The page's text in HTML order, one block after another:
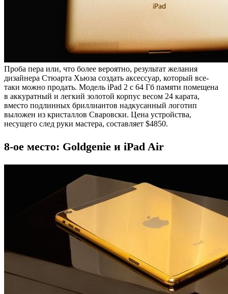
Проба пера или, что более вероятно, результат желания
дизайнера Стюарта Хьюза создать аксессуар, который все-
таки можно продать. Модель iPad 2 с 64 Гб памяти помещена
в аккуратный и легкий золотой корпус весом 24 карата,
вместо подлинных бриллиантов надкусанный логотип
выложен из кристаллов Сваровски. Цена устройства,
несущего след руки мастера, составляет $4850.
8-ое место: Goldgenie и iPad Air